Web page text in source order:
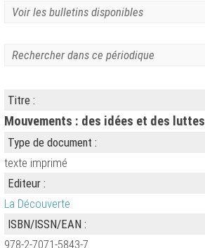
Voir les bulletins disponibles
Rechercher dans ce périodique
Titre :
Mouvements : des idées et des luttes
Type de document :
texte imprimé
Editeur :
La Découverte
ISBN/ISSN/EAN :
978-2-7071-5843-7